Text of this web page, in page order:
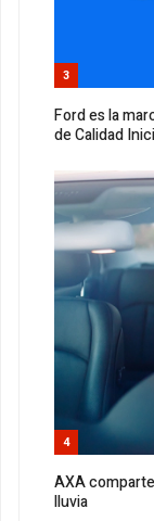
3
Ford es la
de Calidad
4
AXA
lluvia